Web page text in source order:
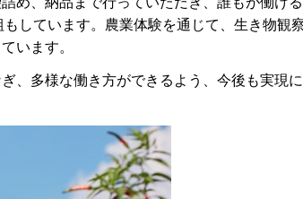
しています。農業体験を通じて、生き物観
います。
、多様な働き方ができるよう、今後も実現